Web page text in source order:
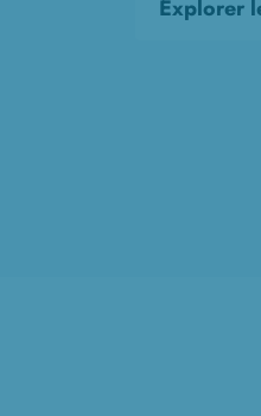
Explorer